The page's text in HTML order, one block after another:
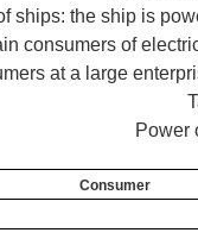
ships: the ship is
consumers of
at a large
Power
Consumer